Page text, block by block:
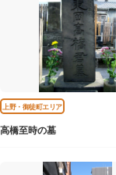
上野・御徒町エリア
高橋至時の墓